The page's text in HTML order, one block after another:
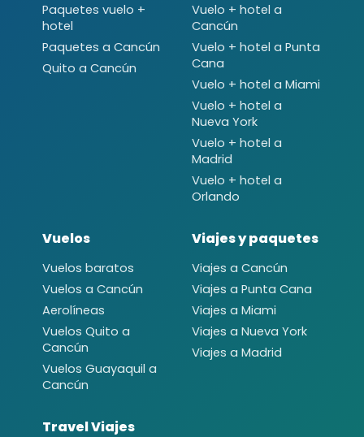
Paquetes vuelo +
hotel
Paquetes a Cancún
Quito a Cancún
Vuelo + hotel a
Cancún
Vuelo + hotel a Punta
Cana
Vuelo + hotel a Miami
Vuelo + hotel a
Nueva York
Vuelo + hotel a
Madrid
Vuelo + hotel a
Orlando
Vuelos
Vuelos baratos
Vuelos a Cancún
Aerolíneas
Vuelos Quito a
Cancún
Vuelos Guayaquil a
Cancún
Viajes y paquetes
Viajes a Cancún
Viajes a Punta Cana
Viajes a Miami
Viajes a Nueva York
Viajes a Madrid
Travel Viajes